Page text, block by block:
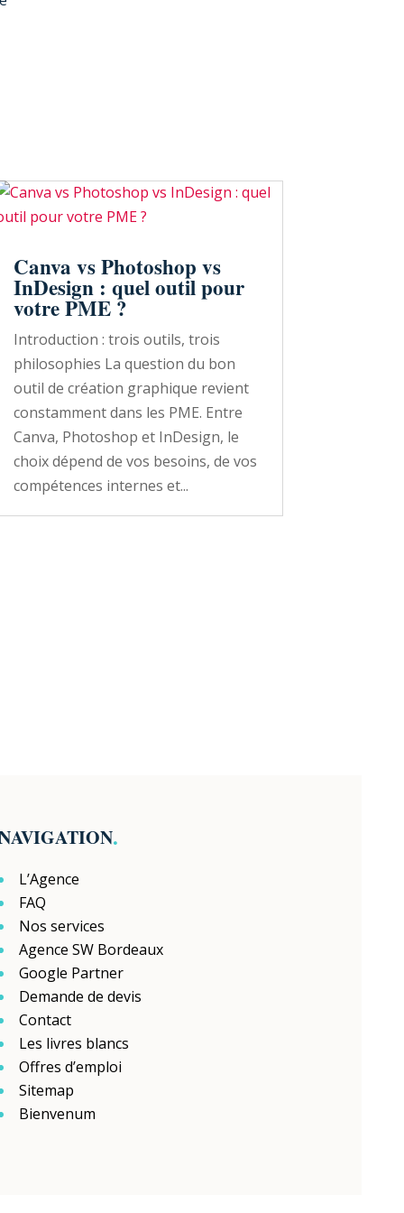
Canva vs Photoshop vs
InDesign : quel outil pour
votre PME ?
Introduction : trois outils, trois
philosophies La question du bon
outil de création graphique revient
constamment dans les PME. Entre
Canva, Photoshop et InDesign, le
choix dépend de vos besoins, de vos
compétences internes et...
.
L’Agence
FAQ
Nos services
Agence SW Bordeaux
Google Partner
Demande de devis
Contact
Les livres blancs
Offres d’emploi
Sitemap
Bienvenum